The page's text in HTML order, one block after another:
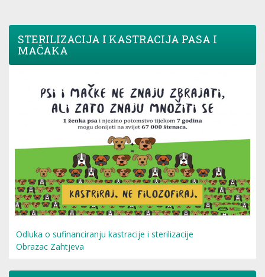
STERILIZACIJA I KASTRACIJA PASA I
MAČAKA
Odluka o sufinanciranju kastracije i sterilizacije
Obrazac Zahtjeva